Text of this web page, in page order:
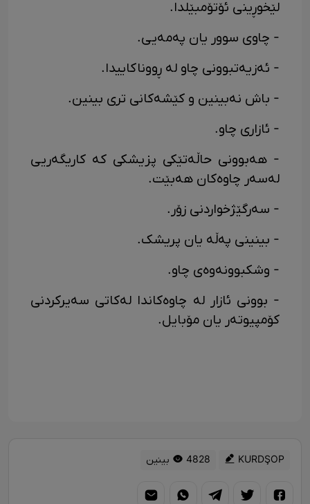
لێخوڕینی ئۆتۆمبێلدا.
- چاوی ​​سوور یان پەمەیی.
- ئەزیەتبوونی چاو لە ڕووناکاییدا.
- باش نەبینین و کێشەکانی تری بینین.
- ئازاری چاو.
- هەبوونی حاڵەتێکی پزیشکی کە کاریگەریی
لەسەر چاوەکان هەبێت.
- سەرگێژخواردنی زۆر.
- بینینی پەڵە یان پریشک.
- وشکبوونەوەی چاو.
- بوونی ئازار لە چاوەکاندا لەکاتی سەیرکردنی
کۆمپیوتەر یان مۆبایل.
KURDŞOP 4828 بینین